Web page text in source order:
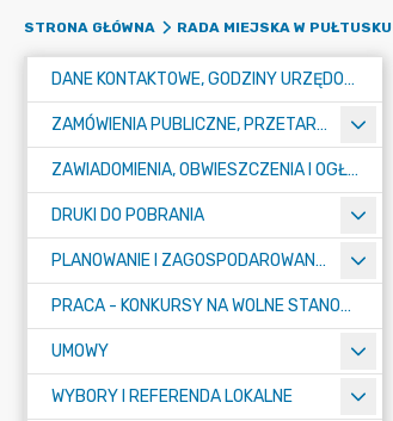
STRONA GŁÓWNA RADA MIEJSKA W PUŁTUSKU
DANE KONTAKTOWE, GODZINY URZĘDOWANIA I NUMER KONTA BANKOWEGO
ZAMÓWIENIA PUBLICZNE, PRZETARGI, KONKURSY
ZAWIADOMIENIA, OBWIESZCZENIA I OGŁOSZENIA
DRUKI DO POBRANIA
PLANOWANIE I ZAGOSPODAROWANIE PRZESTRZENNE
PRACA - KONKURSY NA WOLNE STANOWISKA
UMOWY
WYBORY I REFERENDA LOKALNE